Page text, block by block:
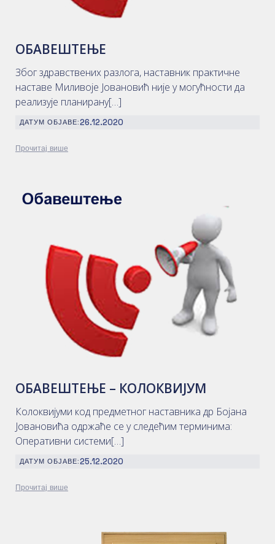
ОБАВЕШТЕЊЕ
Због здравствених разлога, наставник практичне
наставе Миливоје Јовановић није у могућности да
реализује планирану[…]
ДАТУМ ОБЈАВЕ:26.12.2020
Прочитај више
ОБАВЕШТЕЊЕ – КОЛОКВИЈУМ
Колоквијуми код предметног наставника др Бојана
Јовановића одржаће се у следећим терминима:
Оперативни системи[…]
ДАТУМ ОБЈАВЕ:25.12.2020
Прочитај више